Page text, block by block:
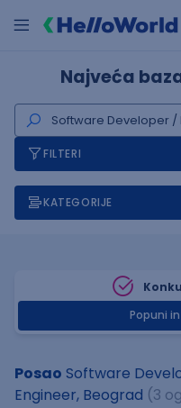
Najveća
FILTERI
KATEGORIJE
Popuni
Posao Software
Engineer, Beograd (3